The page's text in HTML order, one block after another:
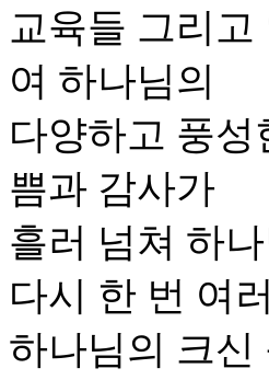
교육들 그리
여 하나님의
다양하고 풍
쁨과 감사가
흘러 넘쳐 하
다시 한 번 여
하나님의 크신